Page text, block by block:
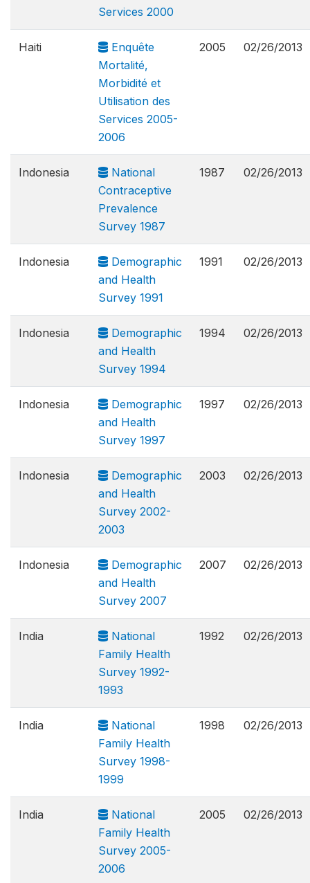
Services 2000
Haiti
Enquête
Mortalité,
Morbidité et
Utilisation des
Services 2005-
2006
2005 02/26/2013
Indonesia
National
Contraceptive
Prevalence
Survey 1987
1987 02/26/2013
Indonesia
Demographic
and Health
Survey 1991
1991 02/26/2013
Indonesia
Demographic
and Health
Survey 1994
1994 02/26/2013
Indonesia
Demographic
and Health
Survey 1997
1997 02/26/2013
Indonesia
Demographic
and Health
Survey 2002-
2003
2003 02/26/2013
Indonesia
Demographic
and Health
Survey 2007
2007 02/26/2013
India
National
Family Health
Survey 1992-
1993
1992 02/26/2013
India
National
Family Health
Survey 1998-
1999
1998 02/26/2013
India
National
Family Health
Survey 2005-
2006
2005 02/26/2013